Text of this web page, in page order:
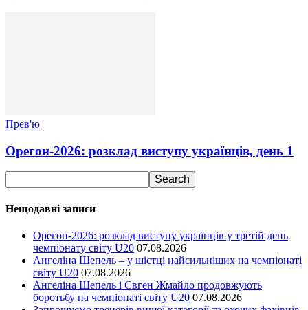
Прев'ю
Орегон-2026: розклад виступу українців, день 1
Нещодавні записи
Орегон-2026: розклад виступу українців у третій день
чемпіонату світу U20 07.08.2026
Ангеліна Шепель – у шістці найсильніших на чемпіонаті
світу U20 07.08.2026
Ангеліна Шепель і Євген Жмайло продовжують
боротьбу на чемпіонаті світу U20 07.08.2026